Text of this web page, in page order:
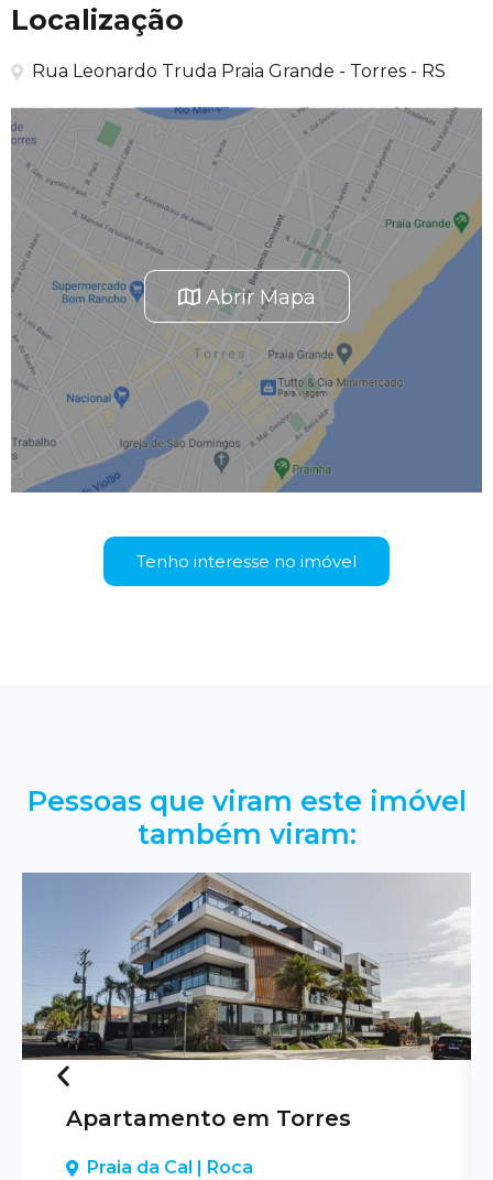
Localização
Rua Leonardo Truda Praia Grande - Torres - RS
Abrir Mapa
Tenho interesse no imóvel
Pessoas que viram este imóvel
também viram:
Previous
Apartamento em Torres
Praia da Cal | Roca